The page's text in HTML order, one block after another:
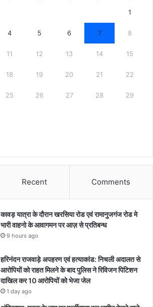
1
4 5 6 7 8
11 12 13 14 15
18 19 20 21 22
25 26 27 28 29
Recent Comments
कावड़ यात्रा के दौरान खरसिया रोड एवं रामानुजगंज रोड मे
भारी वाहनो के आवागमन पर आज़ से प्रतिबन्ध
9 hours ago
हरिनंदन राजवाड़े अपहरण एवं हत्याकांड: निचली अदालत से
आरोपियों को राहत मिलने के बाद पुलिस ने रिविजन पिटिशन
दाखिल कर 10 आरोपियों को भेजा जेल
1 day ago